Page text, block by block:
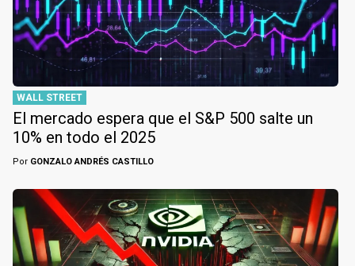
WALL STREET
El mercado espera que el S&P 500 salte un
10% en todo el 2025
Por GONZALO ANDRÉS CASTILLO